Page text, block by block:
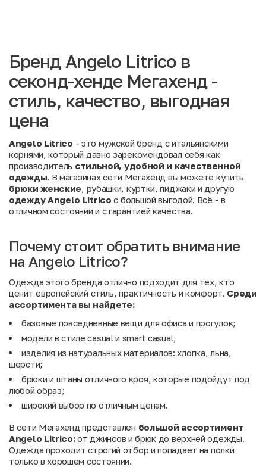
Бренд Angelo Litrico в
секонд-хенде Мегахенд -
стиль, качество, выгодная
цена
Angelo Litrico - это мужской бренд с итальянскими
корнями, который давно зарекомендовал себя как
производитель стильной, удобной и качественной
одежды . В магазинах сети Мегахенд вы можете купить
брюки женские , рубашки, куртки, пиджаки и другую
одежду Angelo Litrico с большой выгодой. Всё - в
отличном состоянии и с гарантией качества.
Почему стоит обратить внимание
на Angelo Litrico?
Одежда этого бренда отлично подходит для тех, кто
ценит европейский стиль, практичность и комфорт. Среди
ассортимента вы найдете:
базовые повседневные вещи для офиса и прогулок;
модели в стиле casual и smart casual;
изделия из натуральных материалов: хлопка, льна,
шерсти;
брюки и штаны отличного кроя, которые подойдут под
любой образ;
широкий выбор по отличным ценам.
В сети Мегахенд представлен большой ассортимент
Angelo Litrico:от джинсов и брюк до верхней одежды.
Одежда проходит строгий отбор и попадает на полки
только в хорошем состоянии.